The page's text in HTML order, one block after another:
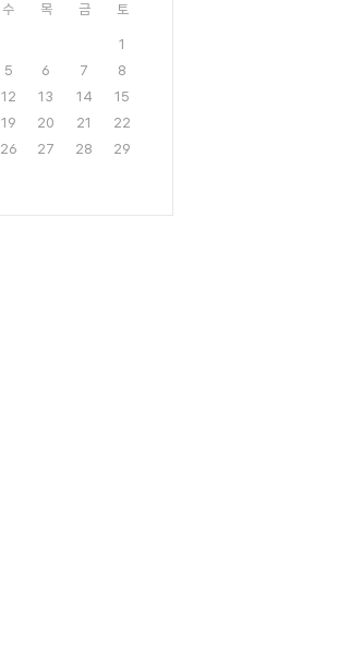
수 목 금 토
1
5 6 7
8
12 13 14
15
19 20 21
22
26 27 28
29